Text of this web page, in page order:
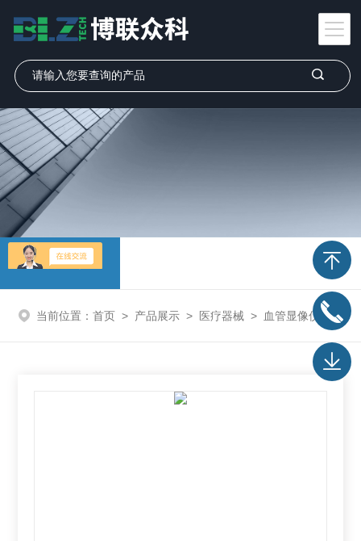
产品展示
当前位置： 首页 > 产品展示 > 医疗器械 > 血管显像仪 > VS30可视静脉血管显影仪